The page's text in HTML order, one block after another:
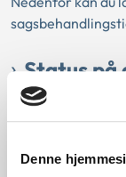
Denne
Status på
Adoptions
28-11-2025